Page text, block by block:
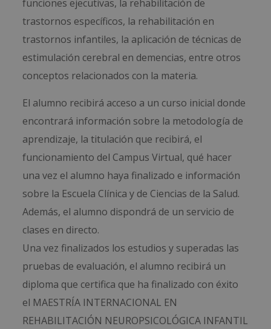
funciones ejecutivas, la rehabilitación de
trastornos específicos, la rehabilitación en
trastornos infantiles, la aplicación de técnicas de
estimulación cerebral en demencias, entre otros
conceptos relacionados con la materia.
El alumno recibirá acceso a un curso inicial donde
encontrará información sobre la metodología de
aprendizaje, la titulación que recibirá, el
funcionamiento del Campus Virtual, qué hacer
una vez el alumno haya finalizado e información
sobre la Escuela Clínica y de Ciencias de la Salud.
Además, el alumno dispondrá de un servicio de
clases en directo.
Una vez finalizados los estudios y superadas las
pruebas de evaluación, el alumno recibirá un
diploma que certifica que ha finalizado con éxito
el MAESTRÍA INTERNACIONAL EN
REHABILITACIÓN NEUROPSICOLÓGICA INFANTIL